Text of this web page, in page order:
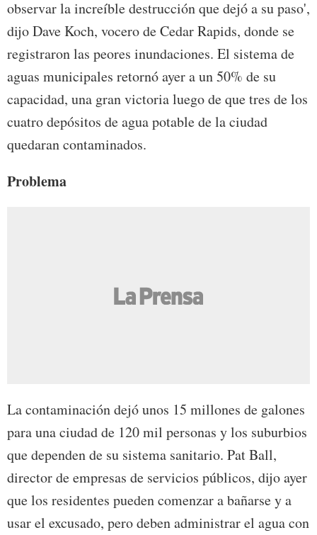
observar la increíble destrucción que dejó a su paso',
dijo Dave Koch, vocero de Cedar Rapids, donde se
registraron las peores inundaciones. El sistema de
aguas municipales retornó ayer a un 50% de su
capacidad, una gran victoria luego de que tres de los
cuatro depósitos de agua potable de la ciudad
quedaran contaminados.
Problema
La contaminación dejó unos 15 millones de galones
para una ciudad de 120 mil personas y los suburbios
que dependen de su sistema sanitario. Pat Ball,
director de empresas de servicios públicos, dijo ayer
que los residentes pueden comenzar a bañarse y a
usar el excusado, pero deben administrar el agua con